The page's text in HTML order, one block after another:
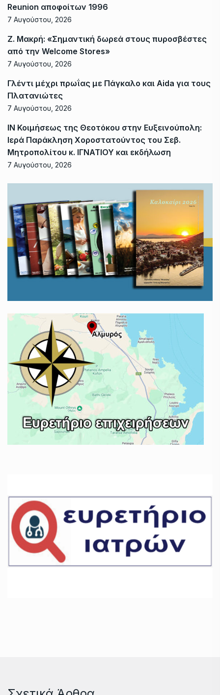
Reunion αποφοίτων 1996
7 Αυγούστου, 2026
Ζ. Μακρή: «Σημαντική δωρεά στους πυροσβέστες
από την Welcome Stores»
7 Αυγούστου, 2026
Γλέντι μέχρι πρωΐας με Πάγκαλο και Aida για τους
Πλατανιώτες
7 Αυγούστου, 2026
ΙΝ Κοιμήσεως της Θεοτόκου στην Ευξεινούπολη:
Ιερά Παράκληση Χοροστατούντος του Σεβ.
Μητροπολίτου κ. ΙΓΝΑΤΙΟΥ και εκδήλωση
7 Αυγούστου, 2026